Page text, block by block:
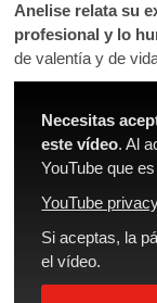
Anelise relata su
profesional y lo
de valentía y de
Necesitas
este vídeo. Al
YouTube que
YouTube
Si aceptas, la
el vídeo.